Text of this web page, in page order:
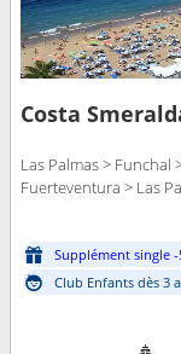
Costa
Las Palmas > Funchal
Fuerteventura > Las
Supplément single -
Club Enfants dès 3